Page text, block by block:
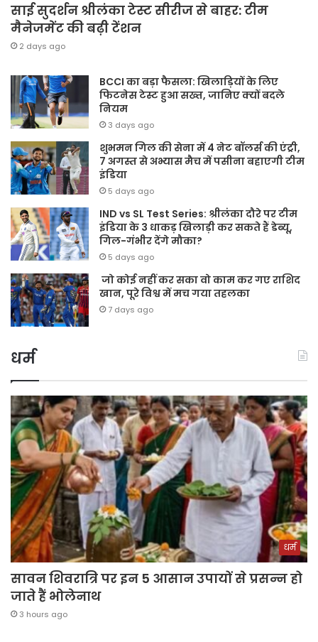
साई सुदर्शन श्रीलंका टेस्ट सीरीज से बाहर: टीम
मैनेजमेंट की बढ़ी टेंशन
2 days ago
BCCI का बड़ा फैसला: खिलाड़ियों के लिए
फिटनेस टेस्ट हुआ सख्त, जानिए क्यों बदले
नियम
3 days ago
शुभमन गिल की सेना में 4 नेट बॉलर्स की एंट्री,
7 अगस्त से अभ्यास मैच में पसीना बहाएगी टीम
इंडिया
5 days ago
IND vs SL Test Series: श्रीलंका दौरे पर टीम
इंडिया के 3 धाकड़ खिलाड़ी कर सकते हैं डेब्यू,
गिल-गंभीर देंगे मौका?
5 days ago
जो कोई नहीं कर सका वो काम कर गए राशिद
खान, पूरे विश्व में मच गया तहलका
7 days ago
धर्म
धर्म
सावन शिवरात्रि पर इन 5 आसान उपायों से प्रसन्न हो
जाते हैं भोलेनाथ
3 hours ago